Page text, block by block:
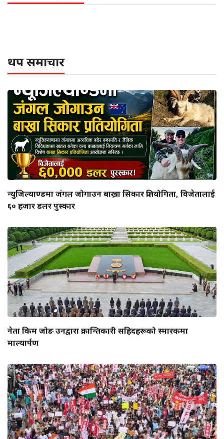
थप समाचार
न्युजिल्याण्डमा जंगल जोगाउन बाख्रा सिकार प्रतियोगिता, विजेतालाई
६० हजार डलर पुस्कार
नेता किम जोङ उनद्वारा क्रान्तिकारी सहिदहरूको स्मारकमा
माल्यार्पण